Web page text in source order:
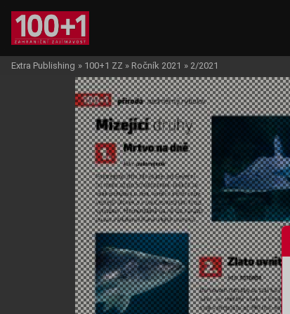
Extra Publishing » 100+1 ZZ » Ročník 2021 » 2/2021